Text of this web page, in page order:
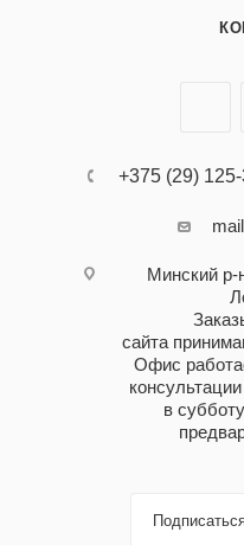
+375 (29)
Минский р-
сайта
Офис
в